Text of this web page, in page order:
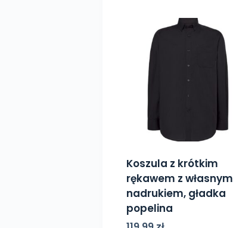
Koszula z krótkim
rękawem z własnym
nadrukiem, gładka
popelina